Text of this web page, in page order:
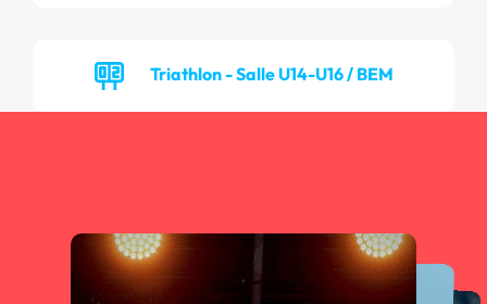
Triathlon - Salle U14-U16 / BEM